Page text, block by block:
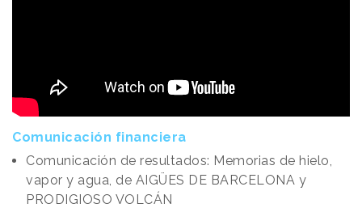
Comunicación financiera
Comunicación de resultados: Memorias de hielo,
vapor y agua, de AIGÜES DE BARCELONA y
PRODIGIOSO VOLCÁN